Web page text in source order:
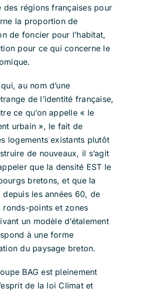
des régions françaises pour
la proportion de
de foncier pour l’habitat,
pour ce qui concerne le
au nom d’une
de l’identité française,
ce qu’on appelle « le
urbain », le fait de
logements existants plutôt
de nouveaux, il s’agit
que la densité EST le
bretons, et que la
les années 60, de
ronds-points et zones
un modèle d’étalement
à une forme
du paysage breton.
BAG est pleinement
de la loi Climat et